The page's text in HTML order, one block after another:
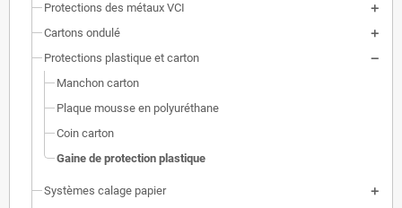
Protections des métaux VCI
Cartons ondulé
Protections plastique et carton
Manchon carton
Plaque mousse en polyuréthane
Coin carton
Gaine de protection plastique
Systèmes calage papier